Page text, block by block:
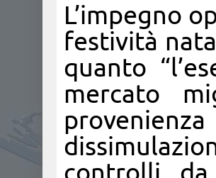
L’impegno
festività
quanto
mercato
controlli